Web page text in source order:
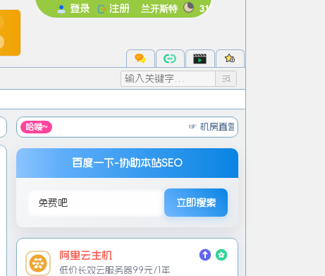
登录
登录后即可体验更多功能
忘记密码
注册 兰开斯特 31°
哈喽~ ☞ 机房直营 免实名服务器 低至元/月
百度一下-协助本站SEO
立即搜索
阿里云主机
低价长效云服务器99元/1年